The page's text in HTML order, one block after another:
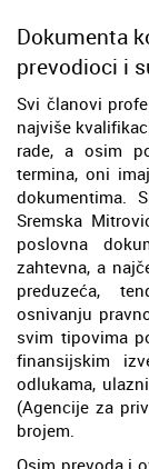
Dokumenta
prevodioci i
Svi članovi
najviše
rade, a osim
termina, oni
dokumentima.
Sremska
poslovna
zahtevna, a
preduzeća,
osnivanju
svim tipovima
finansijskim
odlukama,
(Agencije za
brojem.